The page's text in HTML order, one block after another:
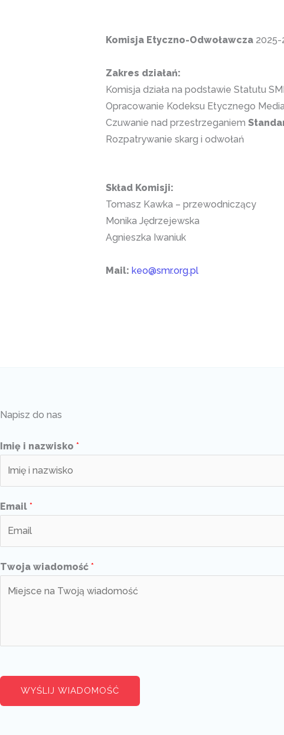
Komisja Etyczno-Odwoławcza2025-
Zakres działań:
Komisja działa na podstawie Statutu
Opracowanie Kodeksu Etycznego
Czuwanie nad przestrzeganiem
Rozpatrywanie skarg i odwołań
Skład Komisji:
Tomasz Kawka – przewodniczący
Monika Jędrzejewska
Agnieszka Iwaniuk
Mail: keo@smr.org.pl
Napisz do nas
Imię i nazwisko *
Email *
Twoja wiadomość *
WYŚLIJ WIADOMOŚĆ